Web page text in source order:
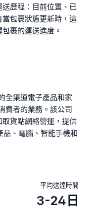
歷程：目前位置、已
包裹狀態更新時，這
裹的運送進度。
全渠道電子產品和家
費者的業務。該公司
貨點網絡營運，提供
、電腦、智能手機和
平均送達時間
3-24日